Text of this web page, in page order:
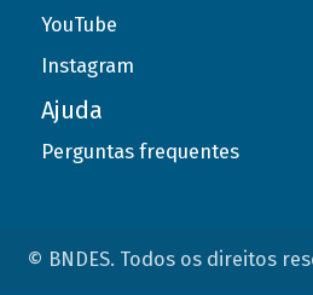
YouTube
Instagram
Ajuda
Perguntas frequentes
© BNDES. Todos os direitos